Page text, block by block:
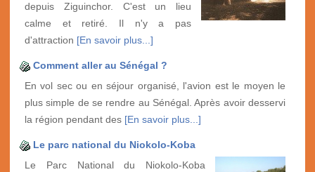
depuis Ziguinchor. C'est un lieu
calme et retiré. Il n'y a pas
d'attraction [En savoir plus...]
Comment aller au Sénégal ?
En vol sec ou en séjour organisé, l'avion est le moyen le
plus simple de se rendre au Sénégal. Après avoir desservi
la région pendant des [En savoir plus...]
Le parc national du Niokolo-Koba
Le Parc National du Niokolo-Koba